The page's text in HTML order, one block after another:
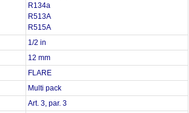
R134a
R513A
R515A
1/2 in
12 mm
FLARE
Multi pack
Art. 3, par. 3